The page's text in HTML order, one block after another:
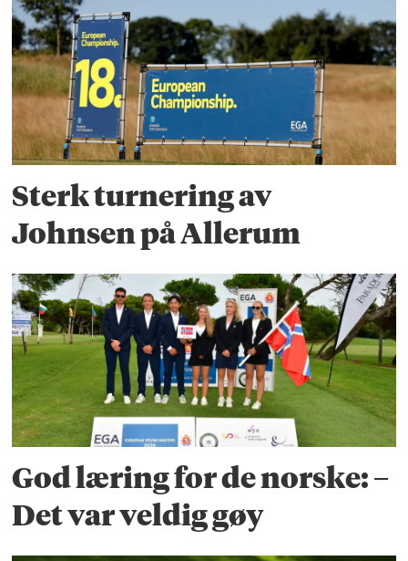
Sterk turnering av
Johnsen på Allerum
God læring for de norske: –
Det var veldig gøy